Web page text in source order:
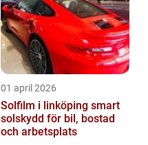
01 april 2026
Solfilm i linköping smart
solskydd för bil, bostad
och arbetsplats